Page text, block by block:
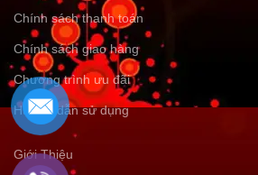
Chính sách thanh toán
Chính sách giao hàng
Chương trình ưu đãi
Hướng dẫn sử dụng
Giới Thiệu